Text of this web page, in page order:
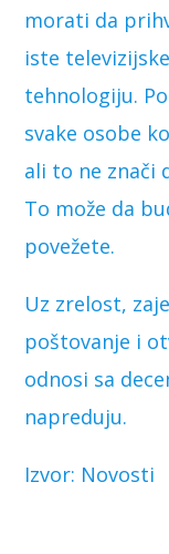
morati da
iste
tehnologiju.
svake osobe
ali to ne znači
To može da
povežete.
Uz zrelost,
poštovanje i
odnosi sa
napreduju.
Izvor: Novosti